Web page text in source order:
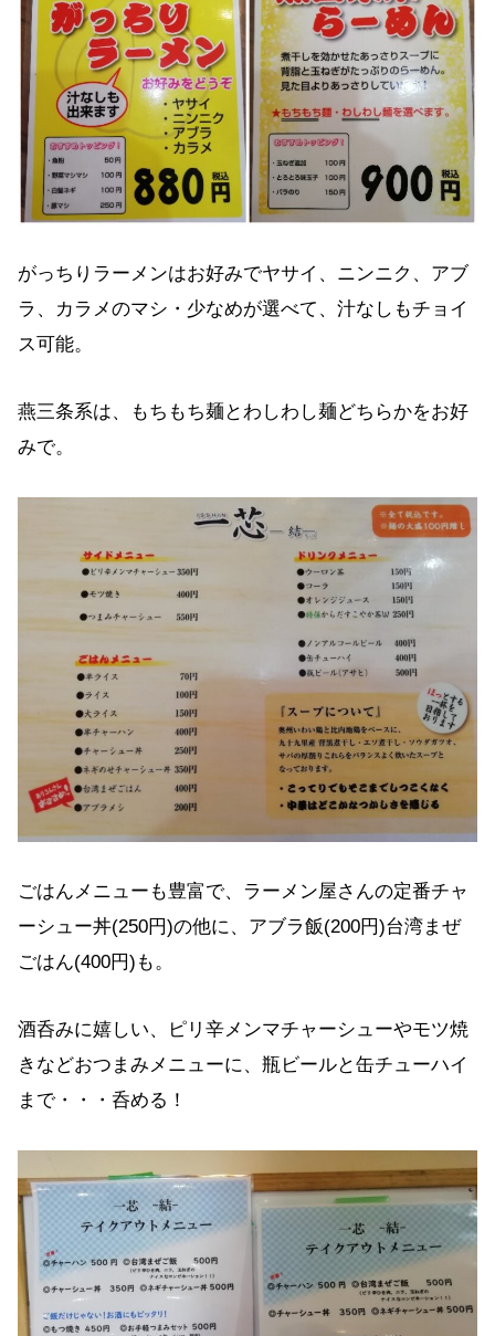
がっちりラーメンはお好みでヤサイ、ニンニク、アブ
ラ、カラメのマシ・少なめが選べて、汁なしもチョイ
ス可能。
燕三条系は、もちもち麺とわしわし麺どちらかをお好
みで。
ごはんメニューも豊富で、ラーメン屋さんの定番チャ
ーシュー丼(250円)の他に、アブラ飯(200円)台湾まぜ
ごはん(400円)も。
酒呑みに嬉しい、ピリ辛メンマチャーシューやモツ焼
きなどおつまみメニューに、瓶ビールと缶チューハイ
まで・・・呑める！